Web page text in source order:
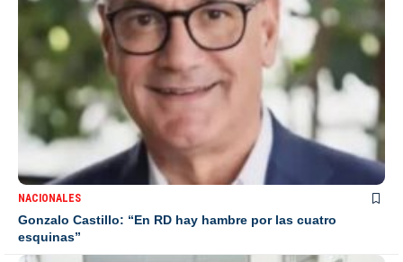
NACIONALES
Gonzalo Castillo: “En RD hay hambre por las cuatro
esquinas”